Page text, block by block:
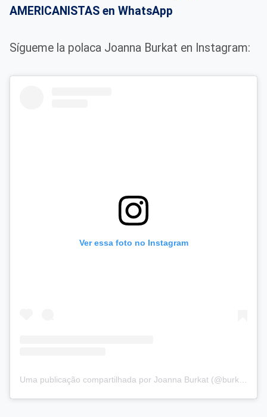
AMERICANISTAS en WhatsApp
Sígueme la polaca Joanna Burkat en Instagram:
Ver essa foto no Instagram